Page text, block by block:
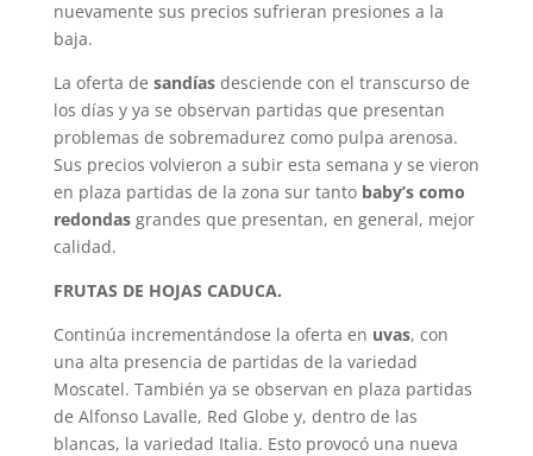
nuevamente sus precios sufrieran presiones a la
baja.
La oferta de sandías desciende con el transcurso de
los días y ya se observan partidas que presentan
problemas de sobremadurez como pulpa arenosa.
Sus precios volvieron a subir esta semana y se vieron
en plaza partidas de la zona sur tanto baby’s como
redondasgrandes que presentan, en general, mejor
calidad.
FRUTAS DE HOJAS CADUCA.
Continúa incrementándose la oferta en uvas, con
una alta presencia de partidas de la variedad
Moscatel. También ya se observan en plaza partidas
de Alfonso Lavalle, Red Globe y, dentro de las
blancas, la variedad Italia. Esto provocó una nueva